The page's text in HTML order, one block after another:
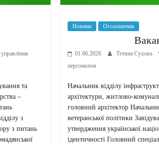
управління
та
–
з
з питань
Новини Оголошення
01.06.2026 Тетяна Сухова
персоналом
Начальник відділу
архітектури, житлово-
головний архітектор
ветеранської політики
утвердження української
ідентичності Головний